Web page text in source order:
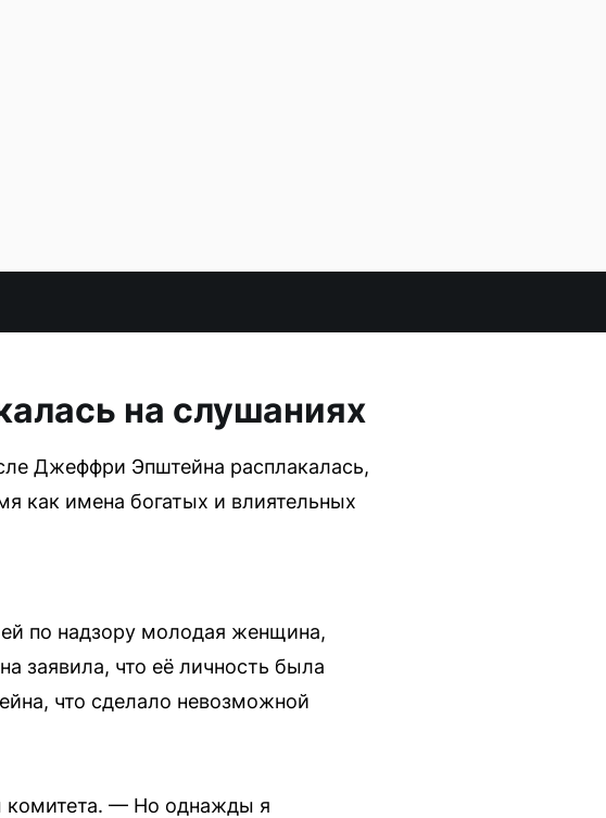
на слушаниях
Джеффри Эпштейна расплакалась,
как имена богатых и влиятельных
по надзору молодая женщина,
заявила, что её личность была
что сделало невозможной
комитета. — Но однажды я